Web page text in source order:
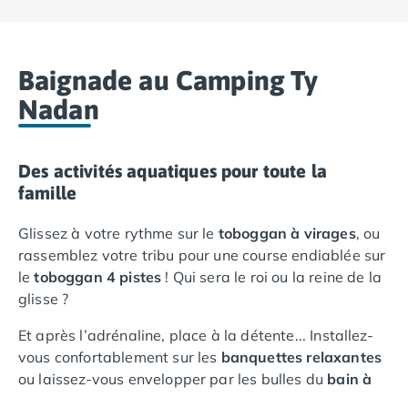
Camping Pas-de-Calais
Camping Berck
Camping Boulogne-sur-Mer
Camping Le Touquet
Camping Merlimont
Camping Loire-Atlantique
Camping Guerande
Camping La Baule-Escoublac
Camping La Turballe
Camping Pornic
Camping Pornichet
Camping Saint Nazaire
Baignade au Camping Ty
Nadan
Des activités aquatiques pour toute la
famille
Glissez à votre rythme sur le toboggan à virages, ou
rassemblez votre tribu pour une course endiablée sur
letoboggan 4 pistes ! Qui sera le roi ou la reine de la
glisse ?
Et après l’adrénaline, place à la détente... Installez-
vous confortablement sur les banquettes relaxantes
ou laissez-vous envelopper par les bulles du bain à